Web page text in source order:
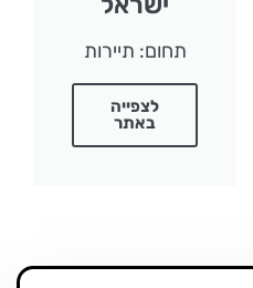
תחום: תיירות
לצפייה
באתר